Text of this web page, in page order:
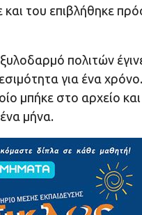
του επιβλήθηκε
πολιτών
για ένα
μπήκε στο αρχείο
μήνα.